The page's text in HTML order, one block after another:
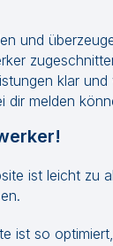
und
klar
dir melden
ist leicht zu
ist so